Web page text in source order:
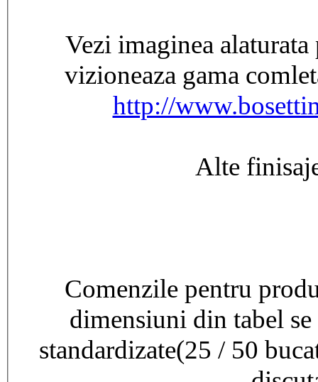
Vezi imaginea
vizioneaza gama
http://
Alte
Comenzile pentru
dimensiuni din tabel
standardizate(25 / 50